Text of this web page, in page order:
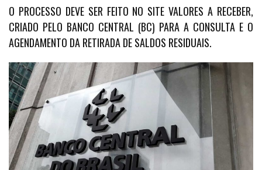
O PROCESSO DEVE SER FEITO NO SITE VALORES A RECEBER,
CRIADO PELO BANCO CENTRAL (BC) PARA A CONSULTA E O
AGENDAMENTO DA RETIRADA DE SALDOS RESIDUAIS.